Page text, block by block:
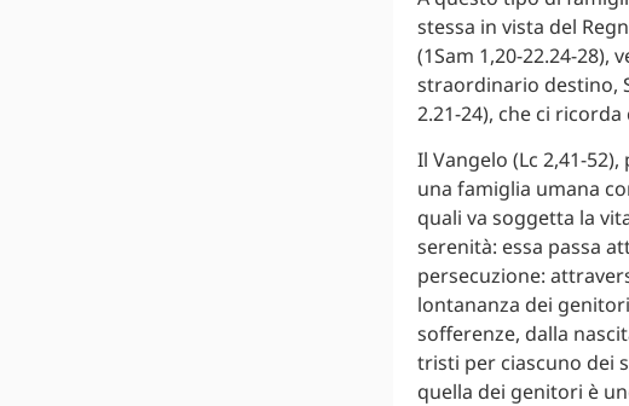
stessa in vista del
(1Sam 1,20-22.24-28),
straordinario destino,
2.21-24), che ci
Il Vangelo (Lc 2,41-
una famiglia umana
quali va soggetta la
serenità: essa passa
persecuzione:
lontananza dei
sofferenze, dalla
tristi per ciascuno dei
quella dei genitori è